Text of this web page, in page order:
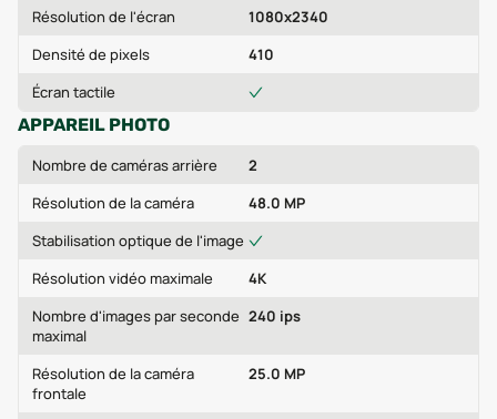
Résolution de l'écran
1080x2340
Densité de pixels
410
Écran tactile
APPAREIL PHOTO
Nombre de caméras arrière
2
Résolution de la caméra
48.0 MP
Stabilisation optique de l'image
Résolution vidéo maximale
4K
Nombre d'images par seconde
maximal
240 ips
Résolution de la caméra
frontale
25.0 MP